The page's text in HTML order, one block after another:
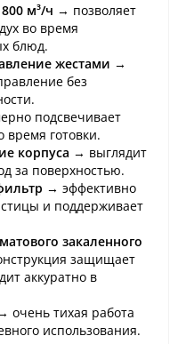
м³/ч → позволяет
во время
блюд.
жестами →
без
подсвечивает
время готовки.
корпуса → выглядит
за поверхностью.
→ эффективно
и поддерживает
закаленного
защищает
аккуратно в
очень тихая работа
использования.